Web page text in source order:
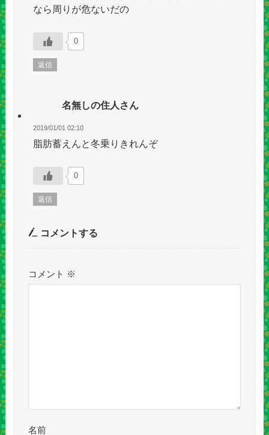
なら周りが危ないだの
0
返信
名無しの住人さん
2019/01/01 02:10
脂肪蓄えんと冬乗りきれんぞ
0
返信
コメントする
コメント ※
名前